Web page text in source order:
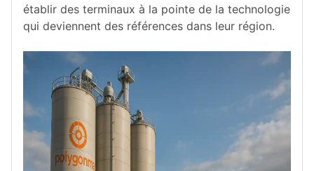
établir des terminaux à la pointe de la technologie
qui deviennent des références dans leur région.